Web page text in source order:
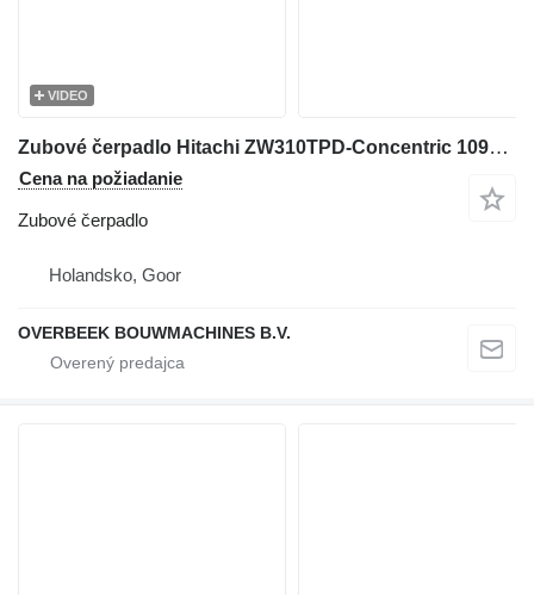
VIDEO
Zubové čerpadlo Hitachi ZW310TPD-Concentric 1090016-Gearpump/Zahnradpumpe na kolesového nakladača
Cena na požiadanie
Zubové čerpadlo
Holandsko, Goor
OVERBEEK BOUWMACHINES B.V.